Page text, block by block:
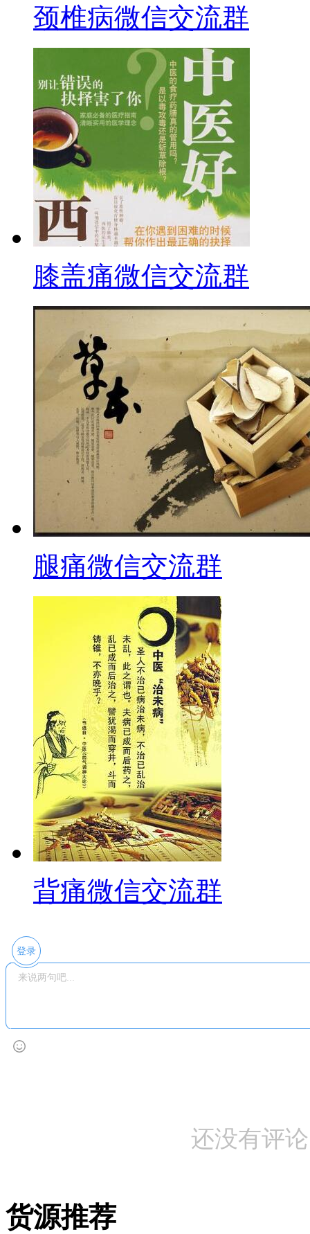
颈椎病微信交流群
膝盖痛微信交流群
腿痛微信交流群
背痛微信交流群
登录
还没有评
货源推荐